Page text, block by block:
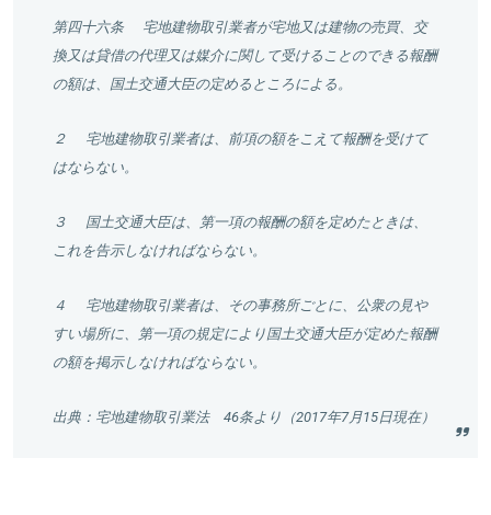
第四十六条宅地建物取引業者が宅地又は建物の売買、交
換又は貸借の代理又は媒介に関して受けることのできる報酬
の額は、国土交通大臣の定めるところによる。
２
宅地建物取引業者は、前項の額をこえて報酬を受けて
はならない。
３
国土交通大臣は、第一項の報酬の額を定めたときは、
これを告示しなければならない。
４
宅地建物取引業者は、その事務所ごとに、公衆の見や
すい場所に、第一項の規定により国土交通大臣が定めた報酬
の額を掲示しなければならない。
出典：宅地建物取引業法 46条より（2017年7月15日現在）